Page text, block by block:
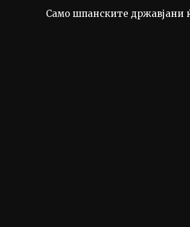
Само шпанските државјани